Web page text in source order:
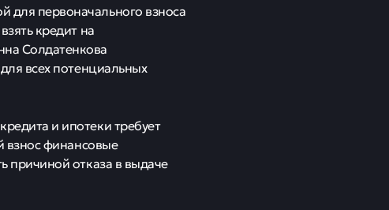
для первоначального взноса
кредит на
Солдатенкова
всех потенциальных
и ипотеки требует
взнос финансовые
причиной отказа в выдаче